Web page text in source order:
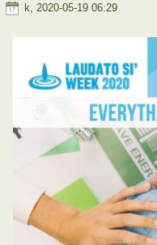
k, 2020-05-19 06:29